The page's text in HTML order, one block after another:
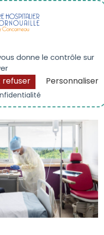
donne le contrôle sur
refuser Personnaliser